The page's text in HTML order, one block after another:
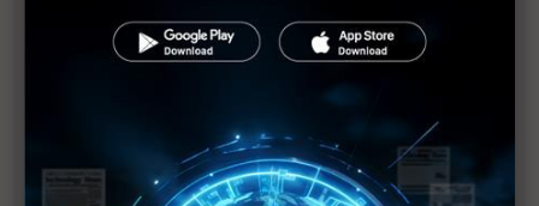
AI伺服器業者迎關稅逆風 DIGITIMES Research提兩
汽車供應鏈全員承壓 墨西哥會是應許之地嗎？
東南亞成對等關稅重災區 台PCB海外新廠接單恐受
阻